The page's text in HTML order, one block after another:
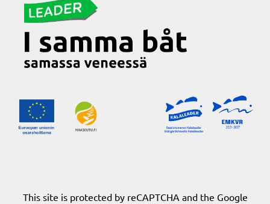
This site is protected by reCAPTCHA and the Google